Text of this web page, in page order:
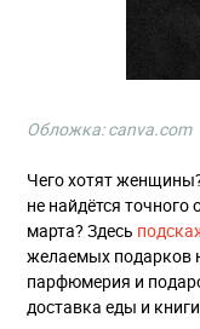
Обложка: canva.com
Чего хотят
не найдётся
марта? Здесь
желаемых подарков
парфюмерия и
доставка еды и